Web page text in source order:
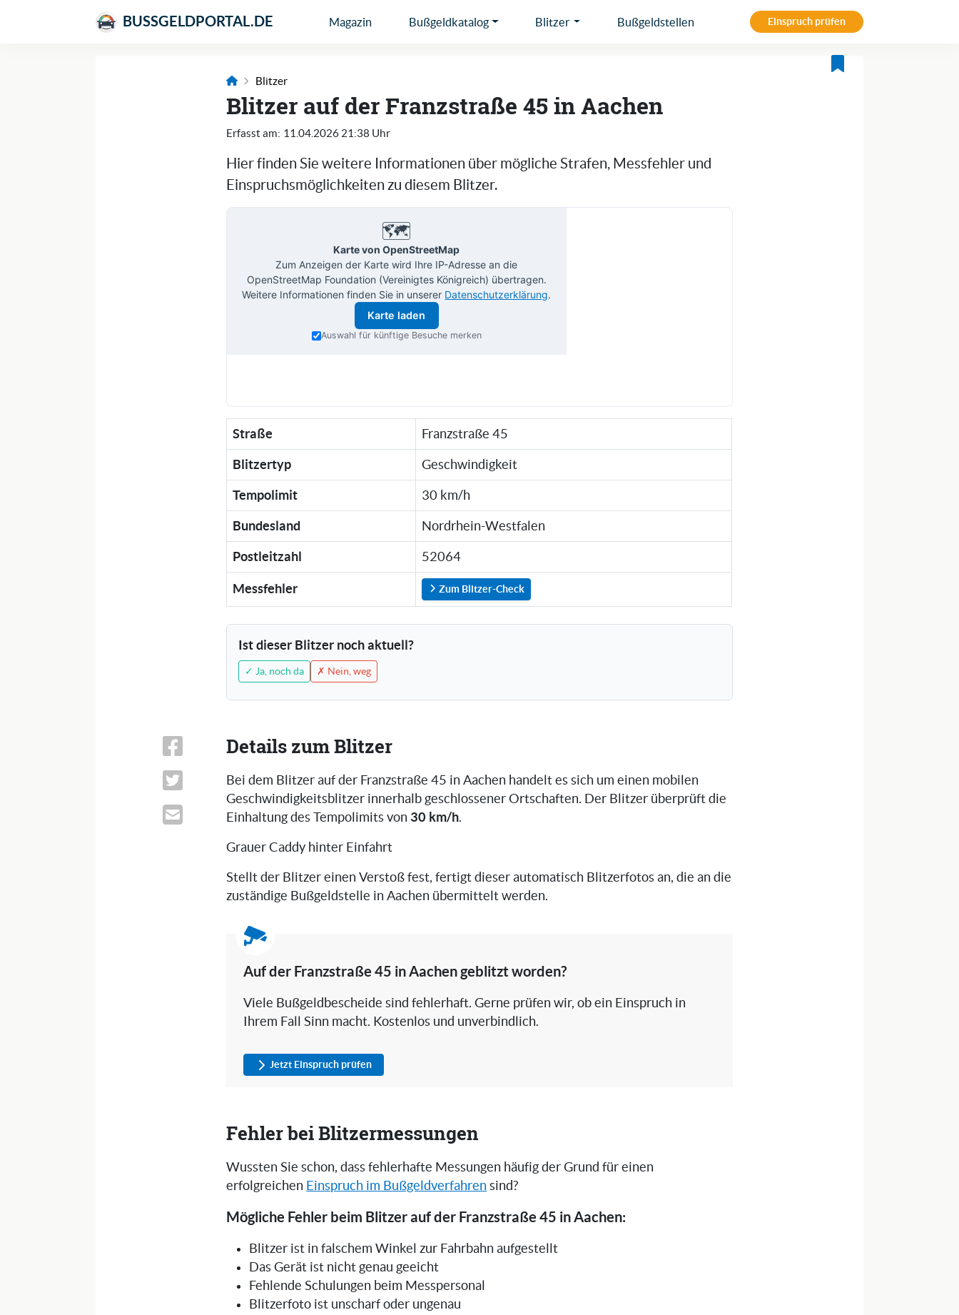
BUSSGELDPORTAL.DE Magazin Bußgeldkatalog Blitzer Bußgeldstellen Einspruch prüfen
Blitzer
Blitzer auf der Franzstraße 45 in Aachen
Erfasst am: 11.04.2026 21:38 Uhr
Hier finden Sie weitere Informationen über mögliche Strafen, Messfehler und
Einspruchsmöglichkeiten zu diesem Blitzer.
🗺️
Karte von OpenStreetMap
Zum Anzeigen der Karte wird Ihre IP-Adresse an die
OpenStreetMap Foundation (Vereinigtes Königreich) übertragen.
Weitere Informationen finden Sie in unserer Datenschutzerklärung.
Karte laden
Auswahl für künftige Besuche merken
Straße Franzstraße 45
Blitzertyp Geschwindigkeit
Tempolimit 30 km/h
Bundesland Nordrhein-Westfalen
Postleitzahl 52064
Messfehler Zum Blitzer-Check
Ist dieser Blitzer noch aktuell?
✓ Ja, noch da ✗ Nein, weg
Details zum Blitzer
Bei dem Blitzer auf der Franzstraße 45 in Aachen handelt es sich um einen mobilen
Geschwindigkeitsblitzer innerhalb geschlossener Ortschaften. Der Blitzer überprüft die
Einhaltung des Tempolimits von 30 km/h.
Grauer Caddy hinter Einfahrt
Stellt der Blitzer einen Verstoß fest, fertigt dieser automatisch Blitzerfotos an, die an die
zuständige Bußgeldstelle in Aachen übermittelt werden.
Auf der Franzstraße 45 in Aachen geblitzt worden?
Viele Bußgeldbescheide sind fehlerhaft. Gerne prüfen wir, ob ein Einspruch in
Ihrem Fall Sinn macht. Kostenlos und unverbindlich.
Jetzt Einspruch prüfen
Fehler bei Blitzermessungen
Wussten Sie schon, dass fehlerhafte Messungen häufig der Grund für einen
erfolgreichen Einspruch im Bußgeldverfahren sind?
Mögliche Fehler beim Blitzer auf der Franzstraße 45 in Aachen:
Blitzer ist in falschem Winkel zur Fahrbahn aufgestellt
Das Gerät ist nicht genau geeicht
Fehlende Schulungen beim Messpersonal
Blitzerfoto ist unscharf oder ungenau